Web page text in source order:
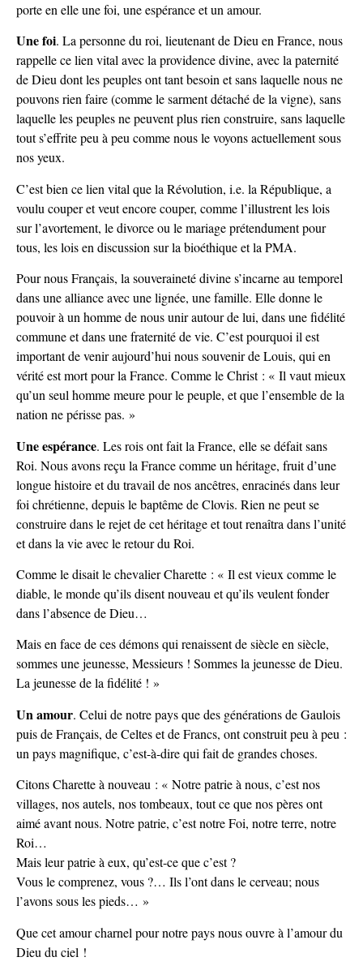
porte en elle une foi, une espérance et un amour.
Une foi. La personne du roi, lieutenant de Dieu en France, nous
rappelle ce lien vital avec la providence divine, avec la paternité
de Dieu dont les peuples ont tant besoin et sans laquelle nous ne
pouvons rien faire (comme le sarment détaché de la vigne), sans
laquelle les peuples ne peuvent plus rien construire, sans laquelle
tout s’effrite peu à peu comme nous le voyons actuellement sous
nos yeux.
C’est bien ce lien vital que la Révolution, i.e. la République, a
voulu couper et veut encore couper, comme l’illustrent les lois
sur l’avortement, le divorce ou le mariage prétendument pour
tous, les lois en discussion sur la bioéthique et la PMA.
Pour nous Français, la souveraineté divine s’incarne au temporel
dans une alliance avec une lignée, une famille. Elle donne le
pouvoir à un homme de nous unir autour de lui, dans une fidélité
commune et dans une fraternité de vie. C’est pourquoi il est
important de venir aujourd’hui nous souvenir de Louis, qui en
vérité est mort pour la France. Comme le Christ : « Il vaut mieux
qu’un seul homme meure pour le peuple, et que l’ensemble de la
nation ne périsse pas. »
Une espérance. Les rois ont fait la France, elle se défait sans
Roi. Nous avons reçu la France comme un héritage, fruit d’une
longue histoire et du travail de nos ancêtres, enracinés dans leur
foi chrétienne, depuis le baptême de Clovis. Rien ne peut se
construire dans le rejet de cet héritage et tout renaîtra dans l’unité
et dans la vie avec le retour du Roi.
Comme le disait le chevalier Charette : « Il est vieux comme le
diable, le monde qu’ils disent nouveau et qu’ils veulent fonder
dans l’absence de Dieu…
Mais en face de ces démons qui renaissent de siècle en siècle,
sommes une jeunesse, Messieurs ! Sommes la jeunesse de Dieu.
La jeunesse de la fidélité ! »
Un amour. Celui de notre pays que des générations de Gaulois
puis de Français, de Celtes et de Francs, ont construit peu à peu :
un pays magnifique, c’est-à-dire qui fait de grandes choses.
Citons Charette à nouveau : « Notre patrie à nous, c’est nos
villages, nos autels, nos tombeaux, tout ce que nos pères ont
aimé avant nous. Notre patrie, c’est notre Foi, notre terre, notre
Roi…
Mais leur patrie à eux, qu’est-ce que c’est ?
Vous le comprenez, vous ?… Ils l’ont dans le cerveau; nous
l’avons sous les pieds… »
Que cet amour charnel pour notre pays nous ouvre à l’amour du
Dieu du ciel !